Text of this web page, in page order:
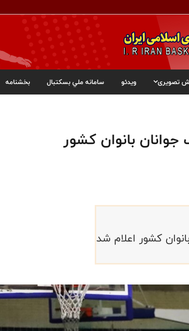
تصویری ویدئو سامانه ملي بسکتبال بخشنامه
بانوان کشور
کشور اعلام شد